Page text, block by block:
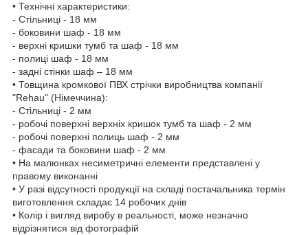
• Технічні характеристики:
- Стільниці - 18 мм
- боковини шаф - 18 мм
- верхні кришки тумб та шаф - 18 мм
- полиці шаф - 18 мм
- задні стінки шаф – 18 мм
• Товщина кромкової ПВХ стрічки виробництва компанії
"Rehau" (Німеччина):
- Стільниці - 2 мм
- робочі поверхні верхніх кришок тумб та шаф - 2 мм
- робочі поверхні полиць шаф - 2 мм
- фасади та боковини шаф - 2 мм
• На малюнках несиметричні елементи представлені у
правому виконанні
• У разі відсутності продукції на складі постачальника термін
виготовлення складає 14 робочих днів
• Колір і вигляд виробу в реальності, може незначно
відрізнятися від фотографій